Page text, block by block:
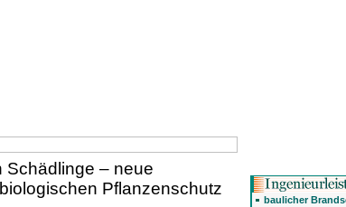
Schädlinge – neue
Pflanzenschutz
baulicher